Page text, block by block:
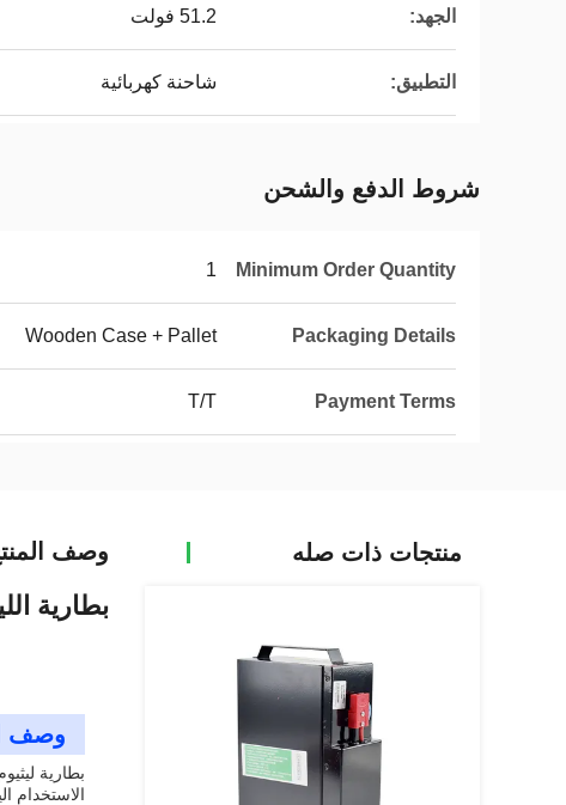
الجهد: 51.2 فولت
التطبيق: شاحنة كهربائية
شروط الدفع والشحن
Minimum Order Quantity
1
Packaging Details
Wooden Case + Pallet
Payment Terms
T/T
منتجات ذات صله وصف
بطارية
وصف
الاستخدام